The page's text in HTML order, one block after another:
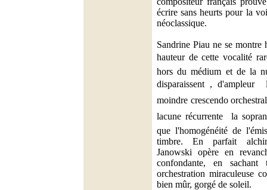
écrire sans heurts pour la
néoclassique.
Sandrine Piau ne se montre
hauteur de cette vocalité
hors du médium et de la
disparaissent , d'ampleur
moindre crescendo
lacune récurrente  la
que l'homogénéité de
timbre. En parfait
Janowski opère en
confondante, en sachant
orchestration miraculeuse
bien mûr, gorgé de soleil.